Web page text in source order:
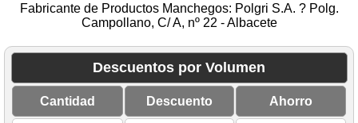
Fabricante de Productos Manchegos: Polgri S.A. ? Polg.
Campollano, C/ A, nº 22 - Albacete
Descuentos por Volumen
Cantidad Descuento Ahorro